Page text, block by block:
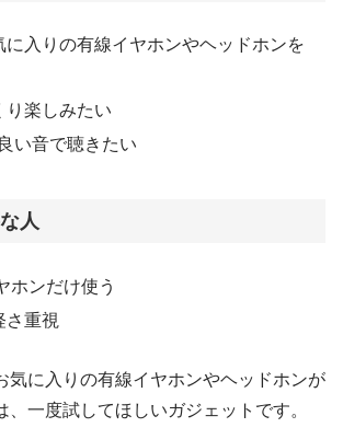
に入りの有線イヤホンやヘッドホンを
り楽しみたい
い音で聴きたい
人
ホンだけ使う
さ重視
気に入りの有線イヤホンやヘッドホンが
、一度試してほしいガジェットです。